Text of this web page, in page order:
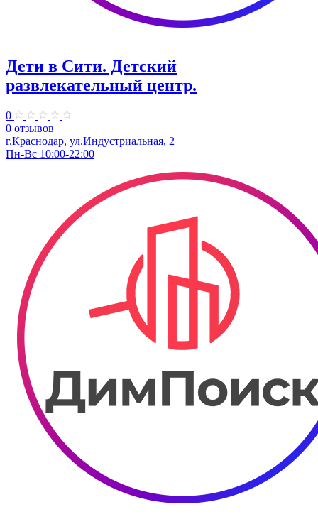
Дети в Сити. ​Детский
развлекательный центр.
0
0 отзывов
г.Краснодар, ул.Индустриальная, 2
Пн-Вс 10:00-22:00